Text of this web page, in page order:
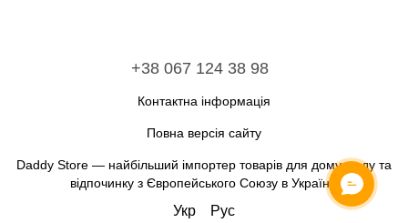
+38 067 124 38 98
Контактна інформація
Повна версія сайту
Daddy Store — найбільший імпортер товарів для дому, саду та
відпочинку з Європейського Союзу в Україну.
Укр Рус